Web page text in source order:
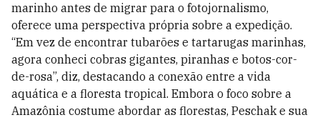
marinho antes de migrar para o fotojornalismo,
oferece uma perspectiva própria sobre a expedição.
“Em vez de encontrar tubarões e tartarugas marinhas,
agora conheci cobras gigantes, piranhas e botos-cor-
de-rosa”, diz, destacando a conexão entre a vida
aquática e a floresta tropical. Embora o foco sobre a
Amazônia costume abordar as florestas, Peschak e sua